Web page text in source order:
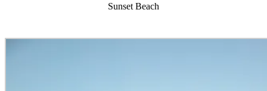
Sunset Beach